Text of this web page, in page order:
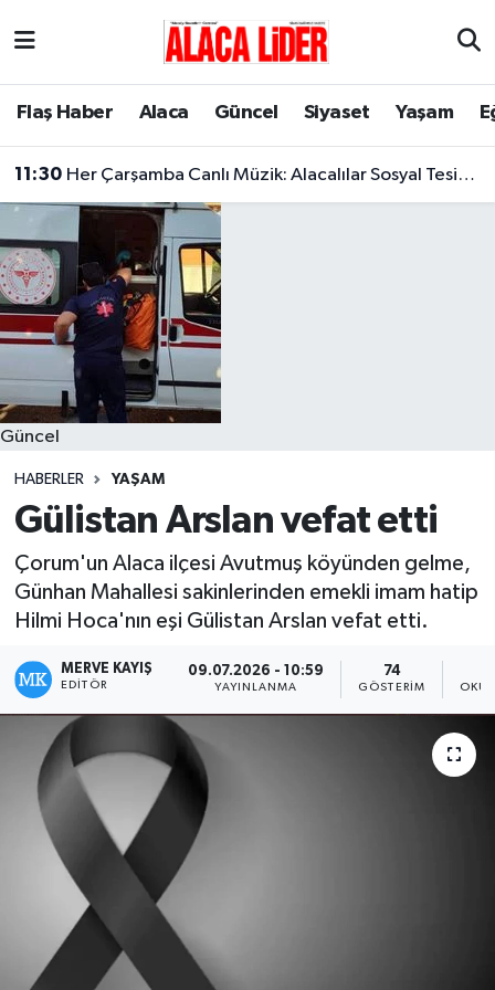
Flaş Haber Alaca Güncel Siyaset Yaşam
11:30 Her Çarşamba Canlı Müzik: Alacalılar Sosyal Tesislerde Buluşuyor!
Güncel
HABERLER YAŞAM
Gülistan Arslan vefat etti
Çorum'un Alaca ilçesi Avutmuş köyünden gelme,
Günhan Mahallesi sakinlerinden emekli imam hatip
Hilmi Hoca'nın eşi Gülistan Arslan vefat etti.
MERVE KAYIŞ
EDITÖR
09.07.2026 - 10:59
YAYINLANMA
74
GÖSTERIM
Çorum Nöbetçi Eczaneler
Çorum Trafik Yoğunluk Haritası
Süper Lig Puan Durumu ve Fikstür
Tüm Manşetler
Son Dakika Haberleri
Haber Arşivi